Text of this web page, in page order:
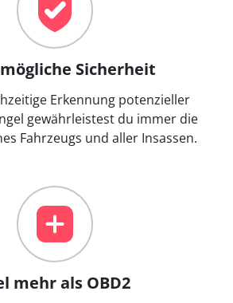
Sicherheit
Erkennung potenzieller
gewährleistest du immer die
Fahrzeugs und aller Insassen.
mehr als OBD2